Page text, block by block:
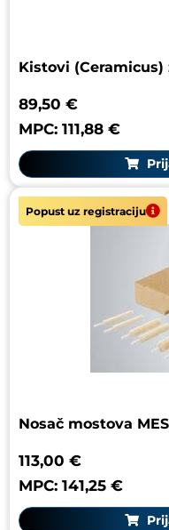
Kistovi
89,50 €
MPC: 111,88 €
Popust uz registraciju
Nosač mostova
113,00 €
MPC: 141,25 €